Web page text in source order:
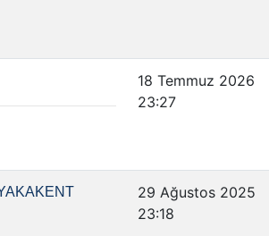
18 Temmuz 2026
23:27
29 Ağustos 2025
23:18